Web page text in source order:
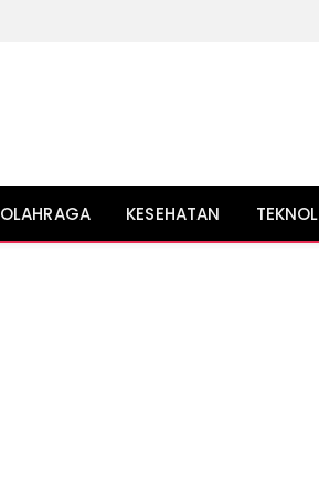
OLAHRAGA KESEHATAN